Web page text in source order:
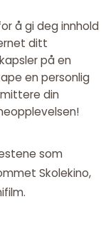
å gi deg innhold
ditt
på en
en personlig
din
som
Skolekino,